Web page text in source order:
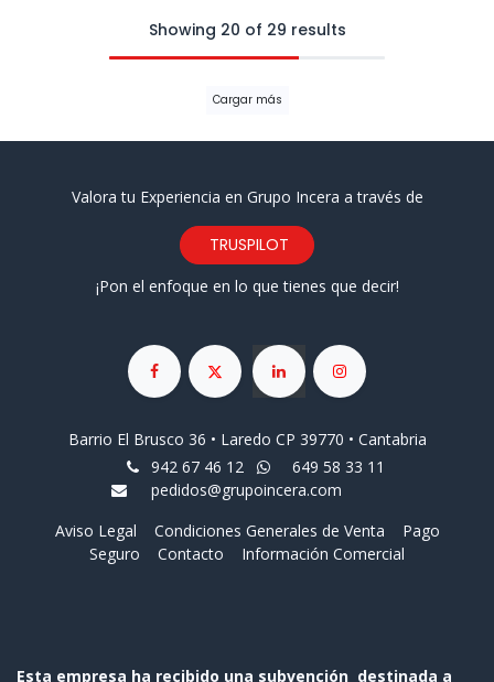
Showing 20 of 29 results
Cargar más
Valora tu Experiencia en Grupo Incera a través de
TRUSPILOT
¡Pon el enfoque en lo que tienes que decir!
Barrio El Brusco 36 • Laredo CP 39770 • Cantabria
942 67 46 12
649 58 33 11
pedidos@grupoincera.com
Aviso Legal
Condiciones Generales de Venta
Pago
Seguro
Contacto Información Comercial
Esta empresa ha recibido una subvención destinada a